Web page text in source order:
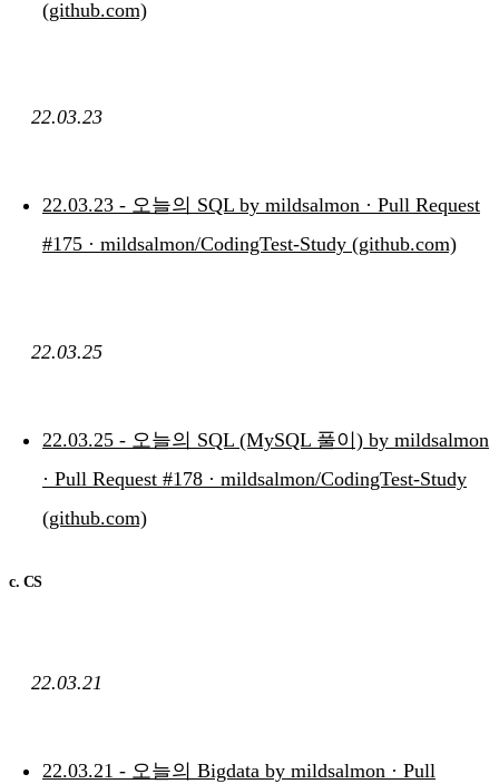
(github.com)
22.03.23
22.03.23 - 오늘의 SQL by mildsalmon · Pull Request
#175 · mildsalmon/CodingTest-Study (github.com)
22.03.25
22.03.25 - 오늘의 SQL (MySQL 풀이) by mildsalmon
· Pull Request #178 · mildsalmon/CodingTest-Study
(github.com)
c. CS
22.03.21
22.03.21 - 오늘의 Bigdata by mildsalmon · Pull